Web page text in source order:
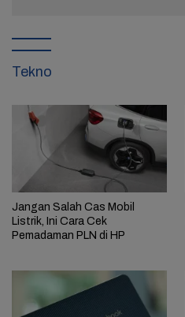
Tekno
Jangan Salah Cas Mobil
Listrik, Ini Cara Cek
Pemadaman PLN di HP